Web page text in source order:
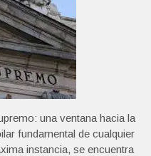
una ventana hacia la
fundamental de cualquier
instancia, se encuentra